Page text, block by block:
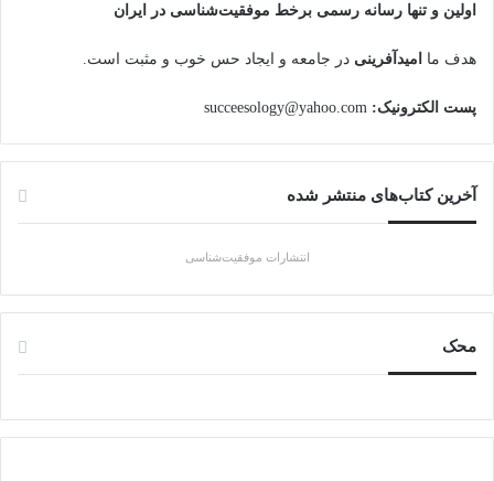
اولین و تنها رسانه رسمی برخط موفقیت‌شناسی در ایران
هدف ما امیدآفرینی در جامعه و ایجاد حس خوب و مثبت است.
پست الکترونیک:
آخرین کتاب‌های منتشر شده
انتشارات موفقیت‌شناسی
محک